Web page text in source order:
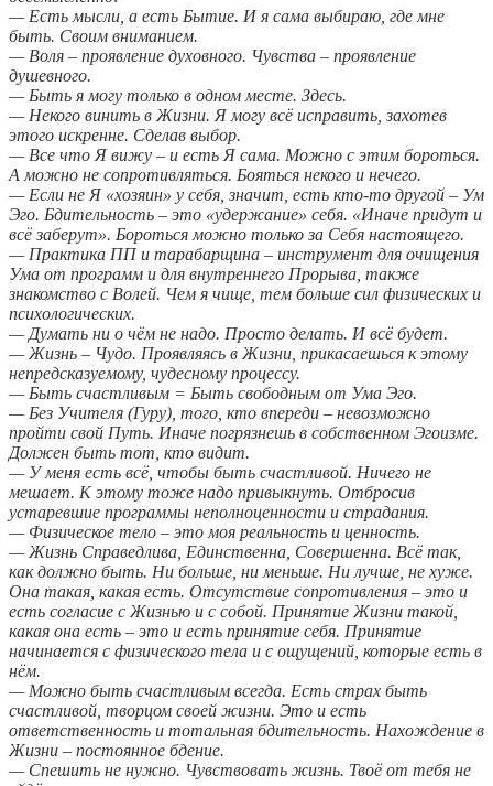
— Есть мысли, а есть Бытие. И я сама выбираю, где мне
быть. Своим вниманием.
— Воля – проявление духовного. Чувства – проявление
душевного.
— Быть я могу только в одном месте. Здесь.
— Некого винить в Жизни. Я могу всё исправить, захотев
этого искренне. Сделав выбор.
— Все что Я вижу – и есть Я сама. Можно с этим бороться.
А можно не сопротивляться. Бояться некого и нечего.
— Если не Я «хозяин» у себя, значит, есть кто-то другой – Ум
Эго. Бдительность – это «удержание» себя. «Иначе придут и
всё заберут». Бороться можно только за Себя настоящего.
— Практика ПП и тарабарщина – инструмент для очищения
Ума от программ и для внутреннего Прорыва, также
знакомство с Волей. Чем я чище, тем больше сил физических и
психологических.
— Думать ни о чём не надо. Просто делать. И всё будет.
— Жизнь – Чудо. Проявляясь в Жизни, прикасаешься к этому
непредсказуемому, чудесному процессу.
— Быть счастливым = Быть свободным от Ума Эго.
— Без Учителя (Гуру), того, кто впереди – невозможно
пройти свой Путь. Иначе погрязнешь в собственном Эгоизме.
Должен быть тот, кто видит.
— У меня есть всё, чтобы быть счастливой. Ничего не
мешает. К этому тоже надо привыкнуть. Отбросив
устаревшие программы неполноценности и страдания.
— Физическое тело – это моя реальность и ценность.
— Жизнь Справедлива, Единственна, Совершенна. Всё так,
как должно быть. Ни больше, ни меньше. Ни лучше, не хуже.
Она такая, какая есть. Отсутствие сопротивления – это и
есть согласие с Жизнью и с собой. Принятие Жизни такой,
какая она есть – это и есть принятие себя. Принятие
начинается с физического тела и с ощущений, которые есть в
нём.
— Можно быть счастливым всегда. Есть страх быть
счастливой, творцом своей жизни. Это и есть
ответственность и тотальная бдительность. Нахождение в
Жизни – постоянное бдение.
— Спешить не нужно. Чувствовать жизнь. Твоё от тебя не